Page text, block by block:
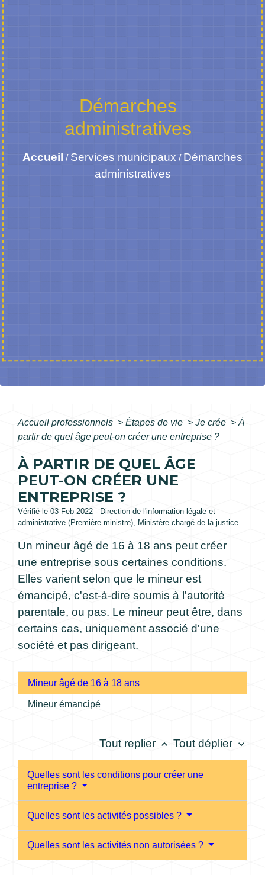
Démarches
administratives
Accueil / Services municipaux / Démarches
administratives
Accueil professionnels > Étapes de vie > Je crée > À
partir de quel âge peut-on créer une entreprise ?
À PARTIR DE QUEL ÂGE
PEUT-ON CRÉER UNE
ENTREPRISE ?
Vérifié le 03 Feb 2022 - Direction de l'information légale et
administrative (Première ministre), Ministère chargé de la justice
Un mineur âgé de 16 à 18 ans peut créer
une entreprise sous certaines conditions.
Elles varient selon que le mineur est
émancipé, c'est-à-dire soumis à l'autorité
parentale, ou pas. Le mineur peut être, dans
certains cas, uniquement associé d'une
société et pas dirigeant.
Mineur âgé de 16 à 18 ans
Mineur émancipé
Tout replier keyboard_arrow_up Tout déplier keyboard_arrow_down
Quelles sont les conditions pour créer une
entreprise ?
Quelles sont les activités possibles ?
Quelles sont les activités non autorisées ?